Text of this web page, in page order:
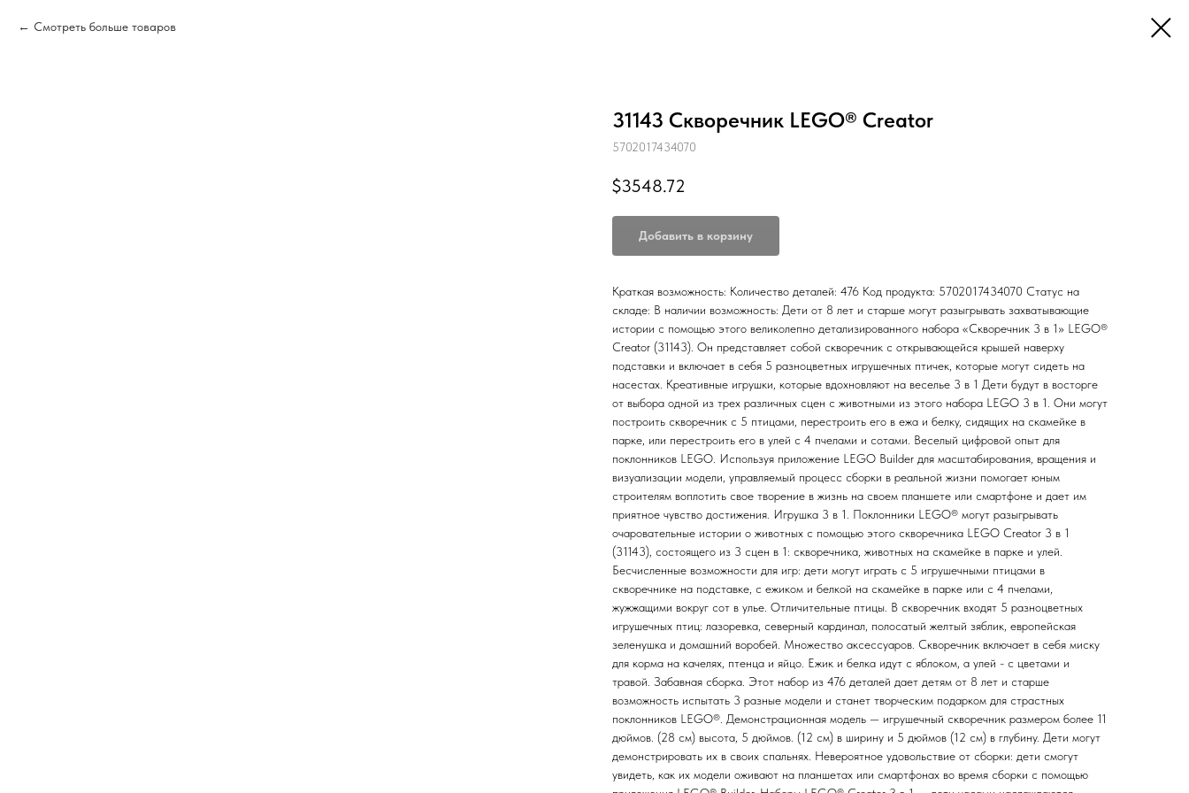
Смотреть больше товаров
31143 Скворечник LEGO® Creator
5702017434070
$3548.72
Добавить в корзину
Краткая возможность: Количество деталей: 476 Код продукта: 5702017434070 Статус на
складе: В наличии возможность: Дети от 8 лет и старше могут разыгрывать захватывающие
истории с помощью этого великолепно детализированного набора «Скворечник 3 в 1» LEGO®
Creator (31143). Он представляет собой скворечник с открывающейся крышей наверху
подставки и включает в себя 5 разноцветных игрушечных птичек, которые могут сидеть на
насестах. Креативные игрушки, которые вдохновляют на веселье 3 в 1 Дети будут в восторге
от выбора одной из трех различных сцен с животными из этого набора LEGO 3 в 1. Они могут
построить скворечник с 5 птицами, перестроить его в ежа и белку, сидящих на скамейке в
парке, или перестроить его в улей с 4 пчелами и сотами. Веселый цифровой опыт для
поклонников LEGO. Используя приложение LEGO Builder для масштабирования, вращения и
визуализации модели, управляемый процесс сборки в реальной жизни помогает юным
строителям воплотить свое творение в жизнь на своем планшете или смартфоне и дает им
приятное чувство достижения. Игрушка 3 в 1. Поклонники LEGO® могут разыгрывать
очаровательные истории о животных с помощью этого скворечника LEGO Creator 3 в 1
(31143), состоящего из 3 сцен в 1: скворечника, животных на скамейке в парке и улей.
Бесчисленные возможности для игр: дети могут играть с 5 игрушечными птицами в
скворечнике на подставке, с ежиком и белкой на скамейке в парке или с 4 пчелами,
жужжащими вокруг сот в улье. Отличительные птицы. В скворечник входят 5 разноцветных
игрушечных птиц: лазоревка, северный кардинал, полосатый желтый зяблик, европейская
зеленушка и домашний воробей. Множество аксессуаров. Скворечник включает в себя миску
для корма на качелях, птенца и яйцо. Ежик и белка идут с яблоком, а улей - с цветами и
травой. Забавная сборка. Этот набор из 476 деталей дает детям от 8 лет и старше
возможность испытать 3 разные модели и станет творческим подарком для страстных
поклонников LEGO®. Демонстрационная модель — игрушечный скворечник размером более 11
дюймов. (28 см) высота, 5 дюймов. (12 см) в ширину и 5 дюймов (12 см) в глубину. Дети могут
демонстрировать их в своих спальнях. Невероятное удовольствие от сборки: дети смогут
увидеть, как их модели оживают на планшетах или смартфонах во время сборки с помощью